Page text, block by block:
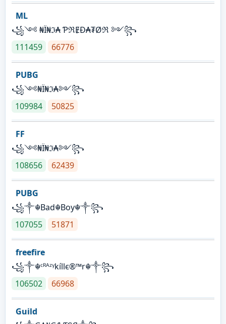
ML
꧁༺ ₦Ї₦ℑ₳ ƤℜɆĐ₳₮Øℜ ༻꧂
111459
66776
PUBG
꧁༺₦Ї₦ℑ₳༻꧂
109984
50825
FF
꧁༺₦Ї₦ℑ₳༻꧂
108656
62439
PUBG
꧁༒☬Bad☬Boy☬༒꧂
107055
51871
freefire
꧁༒☬ᶜᴿᴬᶻᵞkíllє®™r☬༒꧂
106502
66968
Guild